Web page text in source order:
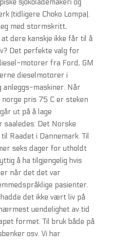
sjokolademakeri og
(tidligere Choko Lompa).
med stormskritt,
dere kanskje ikke får til å
Det perfekte valg for
motorer fra Ford, GM
dieselmotorer i
maskiner. Når
pris 75 C er steken
ut på å lage
saaledes: Det Norske
Raadet i Dannemark. Til
seks dager for utholdt
å ha tilgjengelig hvis
når det det var
pasienter.
det ikke vært liv på
uendelighet av tid
formet. Til bruk både på
osv. Vi har